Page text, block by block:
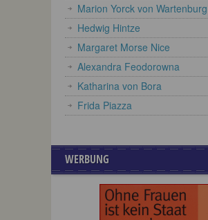
Marion Yorck von Wartenburg
Hedwig Hintze
Margaret Morse Nice
Alexandra Feodorowna
Katharina von Bora
Frida Piazza
WERBUNG